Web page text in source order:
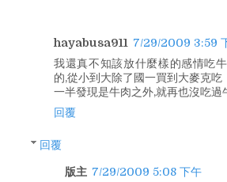
hayabusa911 7/29/2009 3:59
我還真不知該放什麼樣的感情吃
的,從小到大除了國一買到大麥克吃
一半發現是牛肉之外,就再也沒吃過
回覆
回覆
版主 7/29/2009 5:08 下午